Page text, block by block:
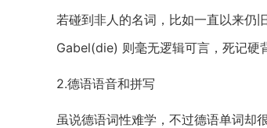
若碰到非人的名词，比如一直以来
Gabel(die) 则毫无逻辑可言，死记硬
2.德语语音和拼写
虽说德语词性难学，不过德语单词却